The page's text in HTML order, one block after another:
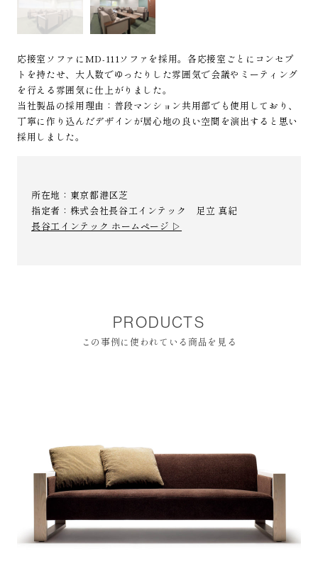
応接室ソファにMD-111ソファを採用。各応接室ごとにコンセプ
トを持たせ、大人数でゆったりした雰囲気で会議やミーティング
を行える雰囲気に仕上がりました。
当社製品の採用理由：普段マンション共用部でも使用しており、
丁寧に作り込んだデザインが居心地の良い空間を演出すると思い
採用しました。
所在地：東京都港区芝
指定者：株式会社長谷工インテック 足立 真紀
長谷工インテック ホームページ ▷
PRODUCTS
この事例に使われている商品を見る